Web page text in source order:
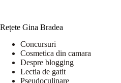
Rețete Gina Bradea
Concursuri
Cosmetica din camara
Despre blogging
Lectia de gatit
Pseudoculinare